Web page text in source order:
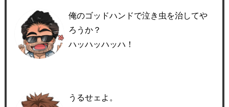
俺のゴッドハンドで泣き虫を治してや
ろうか？
ハッハッハッハ！
うるせェよ。